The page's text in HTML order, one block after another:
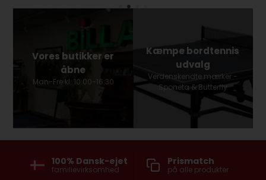
Vores butikker er
åbne
Man-Fre kl. 10:00-16:30
Kæmpe bordtennis
udvalg
Verdenskendte mærker -
Sponeta & Butterfly
100% Dansk-ejet
familievirksomhed
Prismatch
på alle produkter